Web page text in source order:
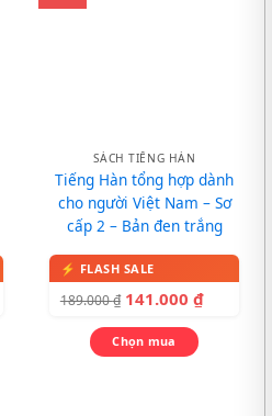
SÁCH TIẾNG HÀN
Tiếng Hàn tổng hợp dành
cho người Việt Nam – Sơ
cấp 2 – Bản đen trắng
189.000₫ 141.000 ₫
Chọn mua